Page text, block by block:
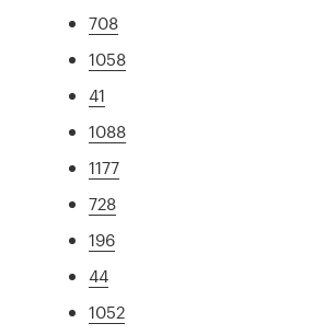
708
1058
41
1088
1177
728
196
44
1052